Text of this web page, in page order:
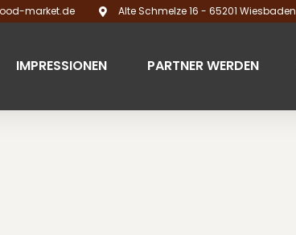
market.de Alte Schmelze 16 - 65201 Wiesbaden
IMPRESSIONEN PARTNER WERDEN